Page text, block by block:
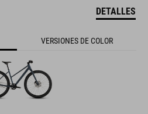
DETALLES
VERSIONES DE COLOR